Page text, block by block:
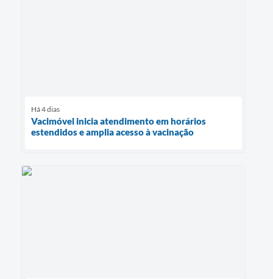
Há 4 dias
Vacimóvel inicia atendimento em horários
estendidos e amplia acesso à vacinação